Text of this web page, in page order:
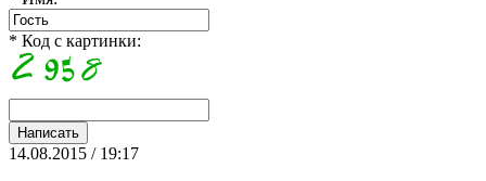
* Код с картинки:
14.08.2015 / 19:17